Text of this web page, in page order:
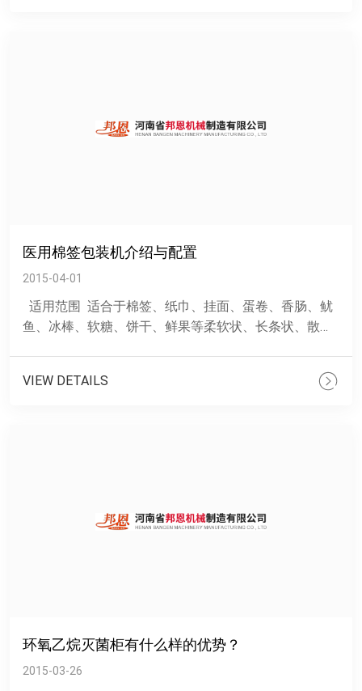
医用棉签包装机介绍与配置
2015-04-01
适用范围 适合于棉签、纸巾、挂面、蛋卷、香肠、鱿
鱼、冰棒、软糖、饼干、鲜果等柔软状、长条状、散状
VIEW DETAILS
环氧乙烷灭菌柜有什么样的优势？
2015-03-26